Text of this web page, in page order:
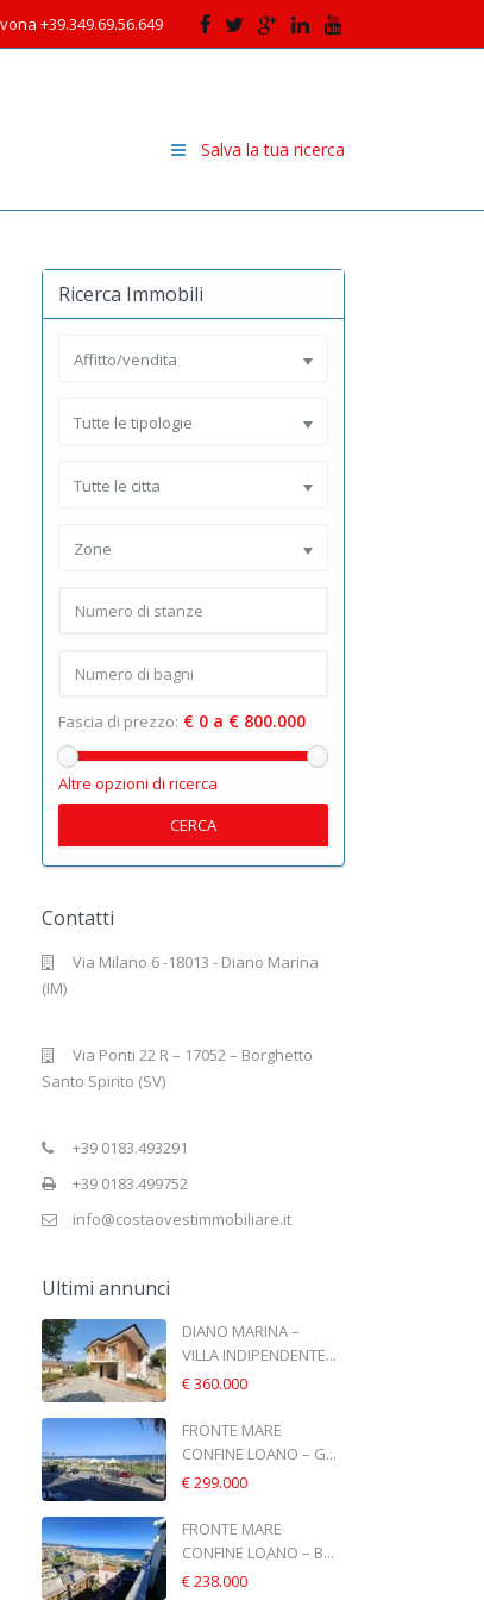
+39.349.69.56.649
Salva la tua ricerca
Ricerca Immobili
Affitto/vendita
Tutte le tipologie
Tutte le citta
Zone
Fascia di prezzo: € 0 a € 800.000
Altre opzioni di ricerca
CERCA
Contatti
Via Milano 6 -18013 - Diano Marina
(IM)
Via Ponti 22 R – 17052 – Borghetto
Santo Spirito (SV)
+39 0183.493291
+39 0183.499752
info@costaovestimmobiliare.it
Ultimi annunci
DIANO MARINA –
VILLA INDIPENDENTE...
€ 360.000
FRONTE MARE
CONFINE LOANO – G...
€ 299.000
FRONTE MARE
CONFINE LOANO – B...
€ 238.000